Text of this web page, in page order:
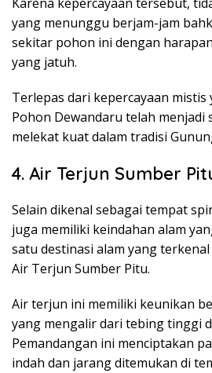
yang menunggu berjam-jam
sekitar pohon ini dengan
yang jatuh.
Terlepas dari kepercayaan
Pohon Dewandaru telah
melekat kuat dalam tradisi
4. Air Terjun Sumber
Selain dikenal sebagai tempat
juga memiliki keindahan alam
satu destinasi alam yang
Air Terjun Sumber Pitu.
Air terjun ini memiliki keunikan
yang mengalir dari tebing tinggi
Pemandangan ini menciptakan
indah dan jarang ditemukan di